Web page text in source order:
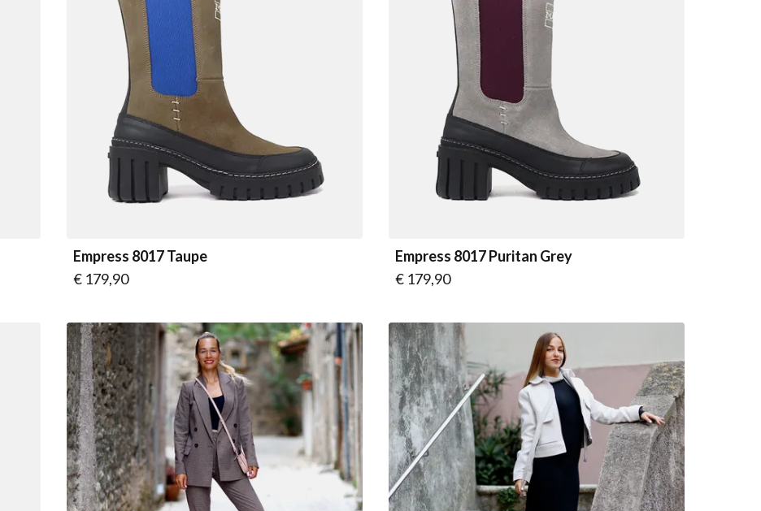
Empress 8017 Taupe
Vanaf
€ 179,90
Empress 8017 Puritan Grey
Vanaf
€ 179,90